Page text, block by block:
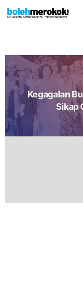
Kegagalan
Sikap